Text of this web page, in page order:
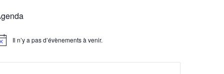
Il n’y a pas d’évènements à venir.